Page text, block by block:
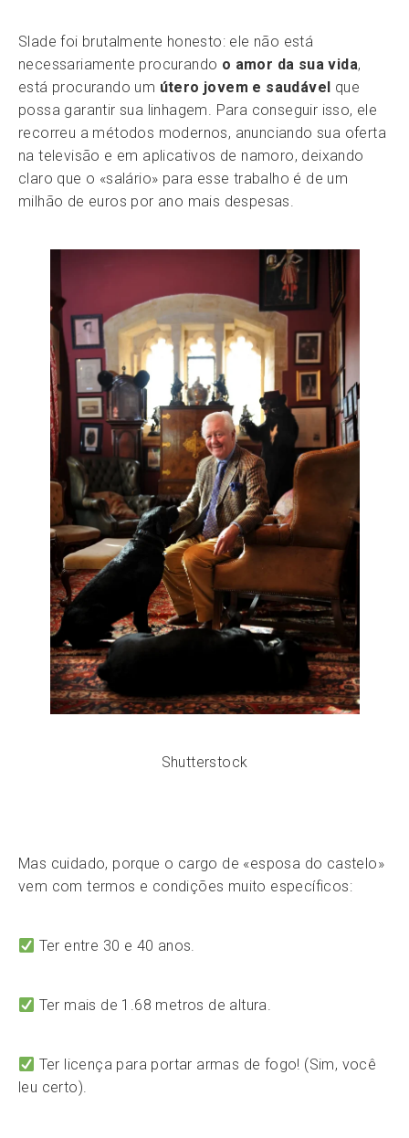
Slade foi brutalmente honesto: ele não está
necessariamente procurando o amor da sua vida,
está procurando um útero jovem e saudável que
possa garantir sua linhagem. Para conseguir isso, ele
recorreu a métodos modernos, anunciando sua oferta
na televisão e em aplicativos de namoro, deixando
claro que o «salário» para esse trabalho é de um
milhão de euros por ano mais despesas.
Shutterstock
Mas cuidado, porque o cargo de «esposa do castelo»
vem com termos e condições muito específicos:
Ter entre 30 e 40 anos.
Ter mais de 1.68 metros de altura.
Ter licença para portar armas de fogo! (Sim, você
leu certo).